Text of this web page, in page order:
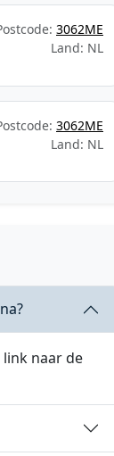
3062ME
Land: NL
3062ME
Land: NL
link naar de